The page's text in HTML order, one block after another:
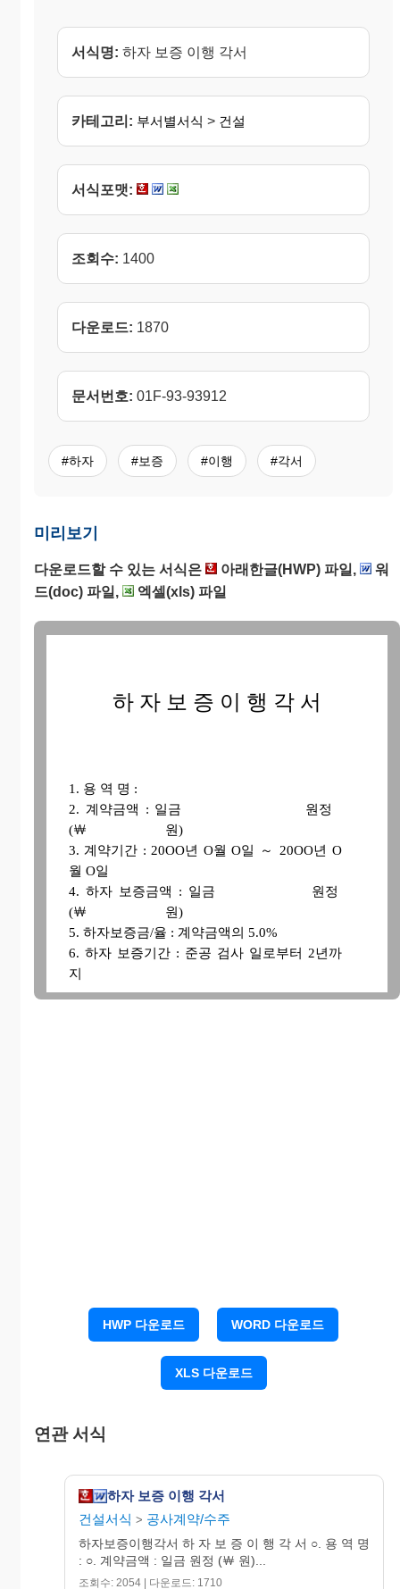
서식명: 하자 보증 이행 각서
카테고리: 부서별서식 > 건설
서식포맷:
조회수: 1400
다운로드: 1870
문서번호: 01F-93-93912
#하자 #보증 #이행 #각서
미리보기
다운로드할 수 있는 서식은 아래한글(HWP) 파일,
워
드(doc) 파일,
엑셀(xls) 파일
하 자 보 증 이 행 각 서
1. 용 역 명 :
2. 계약금액 : 일금 원정
(￦ 원)
3. 계약기간 : 20OO년 O월 O일 ～ 20OO년 O
월 O일
4. 하자 보증금액 : 일금 원정
(￦ 원)
5. 하자보증금/율 : 계약금액의 5.0%
6. 하자 보증기간 : 준공 검사 일로부터 2년까
지
1111-1
상 호 :
대표이사 : ○ ○ ○
(인)
HWP 다운로드 WORD 다운로드
XLS 다운로드
연관 서식
하자 보증 이행 각서
건설서식 > 공사계약/수주
하자보증이행각서 하 자 보 증 이 행 각 서 ○. 용 역 명
: ○. 계약금액 : 일금 원정 (￦ 원)...
조회수: 2054 | 다운로드: 1710